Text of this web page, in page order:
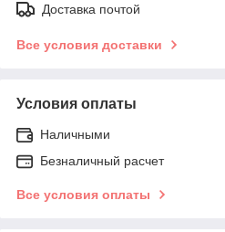
Доставка почтой
Все условия доставки
Условия оплаты
Наличными
Безналичный расчет
Все условия оплаты